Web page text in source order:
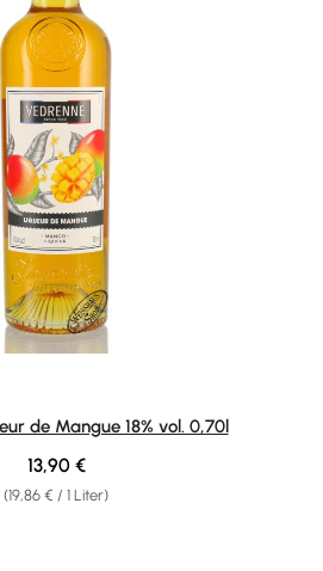
de Mangue 18% vol. 0,70l
(19,86 € / 1 Liter)
Regulärer Preis:
13,90 €